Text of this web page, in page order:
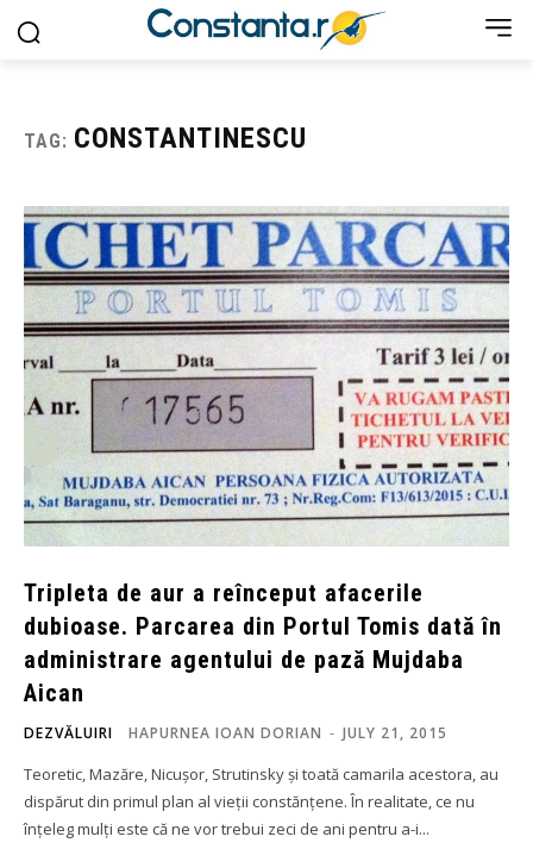
TAG: CONSTANTINESCU
Tripleta de aur a reînceput afacerile
dubioase. Parcarea din Portul Tomis dată în
administrare agentului de pază Mujdaba
Aican
DEZVĂLUIRI HAPURNEA IOAN DORIAN - JULY 21, 2015
Teoretic, Mazăre, Nicușor, Strutinsky și toată camarila acestora, au
dispărut din primul plan al vieții constănțene. În realitate, ce nu
înțeleg mulți este că ne vor trebui zeci de ani pentru a-i...